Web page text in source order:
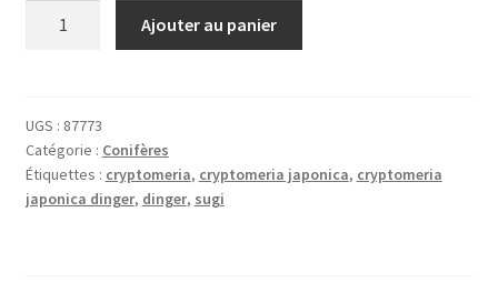
'Dinger'
Ajouter au panier
UGS : 87773
Catégorie : Conifères
Étiquettes : cryptomeria, cryptomeria japonica, cryptomeria
japonica dinger, dinger, sugi